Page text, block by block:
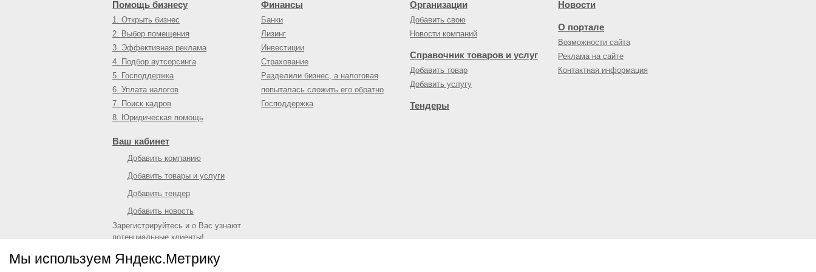
Мы используем Яндекс.Метрику
Помощь бизнесу
1. Открыть бизнес
2. Выбор помещения
3. Эффективная реклама
4. Подбор аутсорсинга
5. Господдержка
6. Уплата налогов
7. Поиск кадров
8. Юридическая помощь
Финансы
Банки
Лизинг
Инвестиции
Страхование
Разделили бизнес, а налоговая
попыталась сложить его обратно
Господдержка
Организации
Добавить свою
Новости компаний
Справочник товаров и услуг
Добавить товар
Добавить услугу
Тендеры
Новости
О портале
Возможности сайта
Реклама на сайте
Контактная информация
Ваш кабинет
Добавить компанию
Добавить товары и услуги
Добавить тендер
Добавить новость
Зарегистрируйтесь и о Вас узнают
потенциальные клиенты!